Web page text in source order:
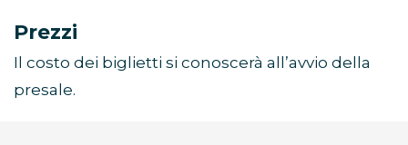
Prezzi
Il costo dei biglietti si conoscerà all’avvio della
presale.